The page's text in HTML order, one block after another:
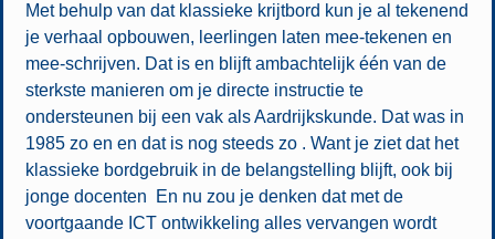
Met behulp van dat klassieke krijtbord kun je al tekenend
je verhaal opbouwen, leerlingen laten mee-tekenen en
mee-schrijven. Dat is en blijft ambachtelijk één van de
sterkste manieren om je directe instructie te
ondersteunen bij een vak als Aardrijkskunde. Dat was in
1985 zo en en dat is nog steeds zo . Want je ziet dat het
klassieke bordgebruik in de belangstelling blijft, ook bij
jonge docenten En nu zou je denken dat met de
voortgaande ICT ontwikkeling alles vervangen wordt